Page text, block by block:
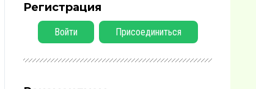
Регистрация
Войти Присоединиться